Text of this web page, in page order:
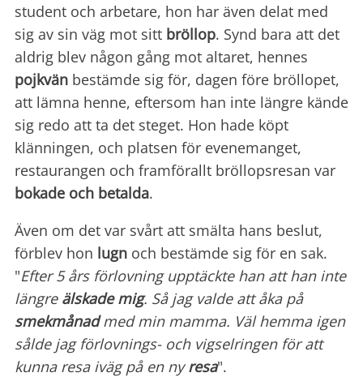
student och arbetare, hon har även delat med
sig av sin väg mot sitt bröllop. Synd bara att det
aldrig blev någon gång mot altaret, hennes
pojkvän bestämde sig för, dagen före bröllopet,
att lämna henne, eftersom han inte längre kände
sig redo att ta det steget. Hon hade köpt
klänningen, och platsen för evenemanget,
restaurangen och framförallt bröllopsresan var
bokade och betalda.
Även om det var svårt att smälta hans beslut,
förblev hon lugn och bestämde sig för en sak.
"Efter 5 års förlovning upptäckte han att han inte
längre älskade mig. Så jag valde att åka på
smekmånadmed min mamma. Väl hemma igen
sålde jag förlovnings- och vigselringen för att
kunna resa iväg på en nyresa".